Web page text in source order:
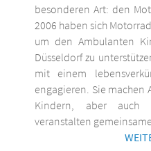
besonderen Art: den
2006 haben sich
um den Ambulanten
Düsseldorf zu
mit einem
engagieren. Sie machen
Kindern, aber auch
veranstalten